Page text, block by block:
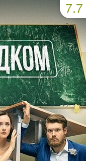
7.7